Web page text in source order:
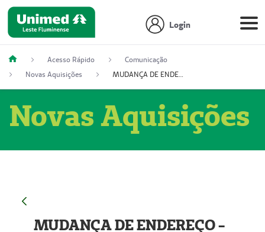
Login
Acesso Rápido
Comunicação
Novas Aquisições
MUDANÇA DE ENDEREÇO - DIAGITAB SERVIÇOS MÉDICOS LTDA (54003267-5)
Novas Aquisições
MUDANÇA DE ENDEREÇO -